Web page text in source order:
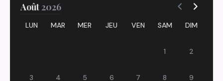
Août2026
LUN MAR MER JEU VEN SAM DIM
1 2
3 4 5 6 7 8 9